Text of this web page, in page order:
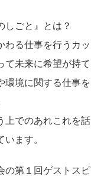
ごと』とは？
わる仕事を行うカッ
て未来に希望が持
環境に関する仕事
上でのあれこれを
います。
の第１回ゲストス